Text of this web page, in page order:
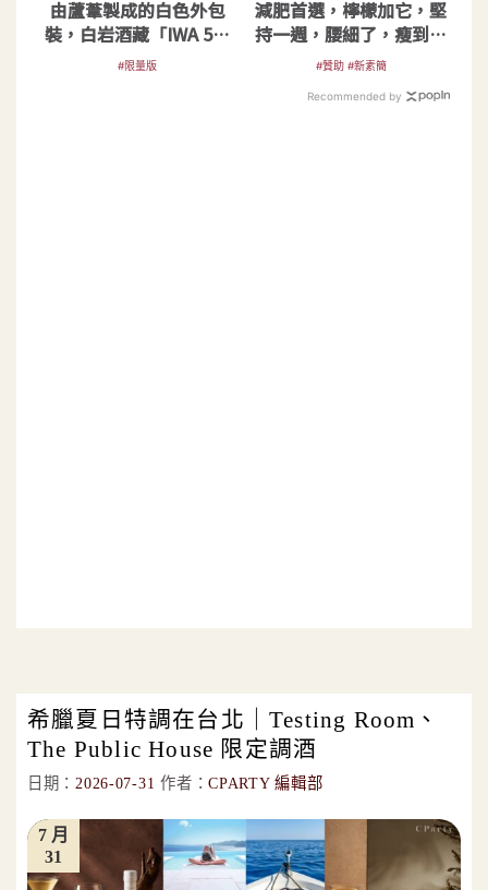
由蘆葦製成的白色外包
裝，白岩酒藏「IWA 5」
禮盒新亮相
#限量版
減肥首選，檸檬加它，堅
持一週，腰細了，瘦到你
懷疑人生
#贊助 #新素簡
Recommended by
希臘夏日特調在台北｜Testing Room、
The Public House 限定調酒
日期：2026-07-31 作者：CPARTY 編輯部
31
7 月